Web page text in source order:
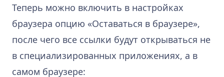
Теперь можно включить в настройках
браузера опцию «Оставаться в браузере»,
после чего все ссылки будут открываться не
в специализированных приложениях, а в
самом браузере: